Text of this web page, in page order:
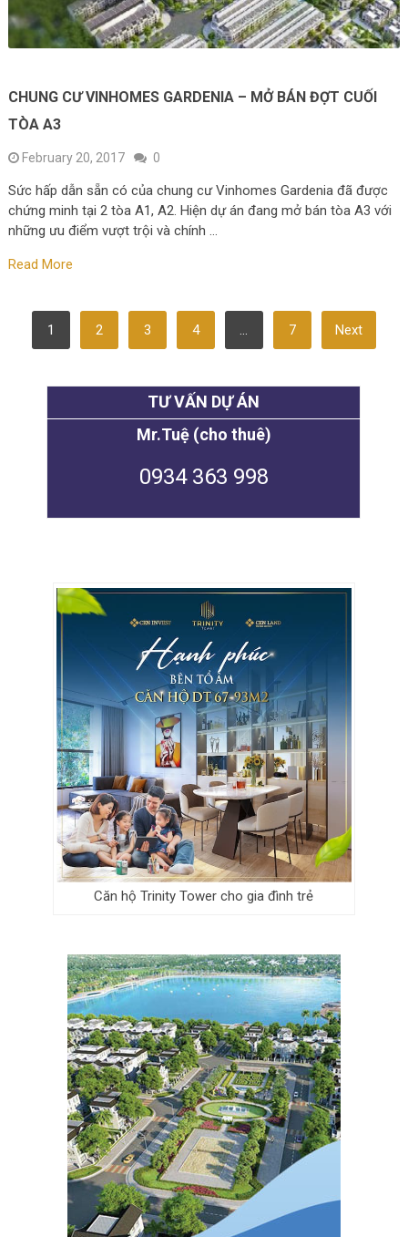
CHUNG CƯ VINHOMES GARDENIA – MỞ BÁN ĐỢT CUỐI
TÒA A3
February 20, 2017 0
Sức hấp dẫn sẵn có của chung cư Vinhomes Gardenia đã được
chứng minh tại 2 tòa A1, A2. Hiện dự án đang mở bán tòa A3 với
những ưu điểm vượt trội và chính …
Read More
POSTS
PAGINATION
1 2 3 4 … 7 Next
TƯ VẤN DỰ ÁN
Mr.Tuệ (cho thuê)
0934 363 998
Căn hộ Trinity Tower cho gia đình trẻ